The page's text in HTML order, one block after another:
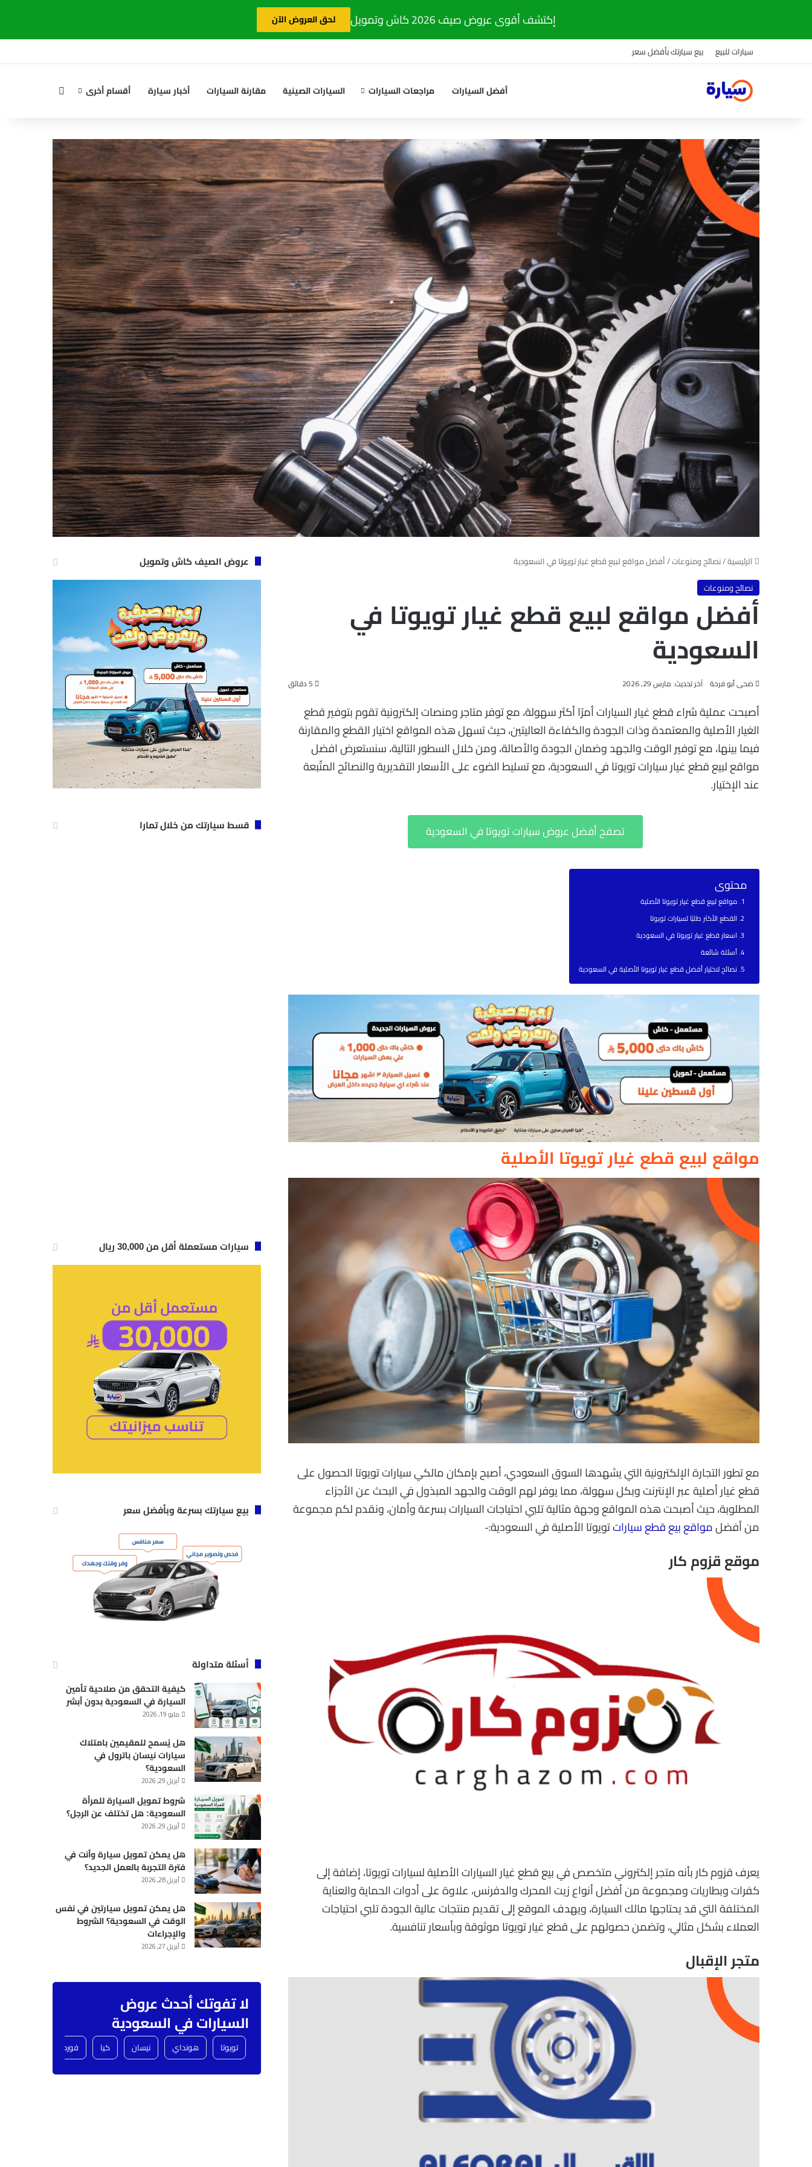
إكتشف أقوى عروض صيف 2026 كاش وتمويل لحق العروض الآن
سيارات للبيع بيع سيارتك بأفضل سعر
أفضل السيارات مراجعات السيارات السيارات الصينية مقارنة السيارات أخبار سيارة أقسام أخرى
الرئيسية/نصائح ومنوعات/أفضل مواقع لبيع قطع غيار تويوتا في السعودية
نصائح ومنوعات
أفضل مواقع لبيع قطع غيار تويوتا في
السعودية
ضحى أبو فرحة آخر تحديث: مارس 29, 2026
أصبحت عملية شراء قطع غيار السيارات أمرًا أكثر سهولة، مع توفر متاجر ومنصات إلكترونية تقوم بتوفير قطع
الغيار الأصلية والمعتمدة وذات الجودة والكفاءة العاليتين، حيث تسهل هذه المواقع اختيار القطع والمقارنة
فيما بينها، مع توفير الوقت والجهد وضمان الجودة والأصالة، ومن خلال السطور التالية، سنستعرض افضل
مواقع لبيع قطع غيار سيارات تويوتا في السعودية، مع تسليط الضوء على الأسعار التقديرية والنصائح المتّبعة
عند الإختيار.
تصفح أفضل عروض سيارات تويوتا في السعودية
محتوى
مواقع لبيع قطع غيار تويوتا الأصلية
القطع الأكثر طلبًا لسيارات تويوتا
اسعار قطع غيار تويوتا في السعودية
أسئلة شائعة
نصائح لاختيار أفضل قطع غيار تويوتا الأصلية في السعودية
مواقع لبيع قطع غيار تويوتا الأصلية
مع تطور التجارة الإلكترونية التي يشهدها السوق السعودي، أصبح بإمكان مالكي سيارات تويوتا الحصول على
قطع غيار أصلية عبر الإنترنت وبكل سهولة، مما يوفر لهم الوقت والجهد المبذول في البحث عن الأجزاء
المطلوبة، حيث أصبحت هذه المواقع وجهة مثالية تلبي احتياجات السيارات بسرعة وأمان، ونقدم لكم مجموعة
من أفضلمواقع بيع قطع سياراتتويوتا الأصلية في السعودية:-
موقع قزوم كار
يعرف قزوم كار بأنه متجر إلكتروني متخصص في بيع قطع غيار السيارات الأصلية لسيارات تويوتا، إضافة إلى
كفرات وبطاريات ومجموعة من أفضل أنواع زيت المحرك والدفرنس، علاوة على أدوات الحماية والعناية
المختلفة التي قد يحتاجها مالك السيارة، ويهدف الموقع إلى تقديم منتجات عالية الجودة تلبي احتياجات
العملاء بشكل مثالي، وتضمن حصولهم على قطع غيار تويوتا موثوقة وبأسعار تنافسية.
متجر الإقبال
عروض الصيف كاش وتمويل
قسط سيارتك من خلال تمارا
سيارات مستعملة أقل من 30,000 ريال
بيع سيارتك بسرعة وبأفضل سعر
أسئلة متداولة
كيفية التحقق من صلاحية تأمين
السيارة في السعودية بدون أبشر
مايو 19, 2026
هل يُسمح للمقيمين بامتلاك
سيارات نيسان باترول في
السعودية؟
أبريل 29, 2026
شروط تمويل السيارة للمرأة
السعودية: هل تختلف عن الرجل؟
أبريل 29, 2026
هل يمكن تمويل سيارة وأنت في
فترة التجربة بالعمل الجديد؟
أبريل 28, 2026
هل يمكن تمويل سيارتين في نفس
الوقت في السعودية؟ الشروط
والإجراءات
أبريل 27, 2026
لا تفوتك أحدث عروض
السيارات في السعودية
تويوتا هونداي نيسان كيا فورد